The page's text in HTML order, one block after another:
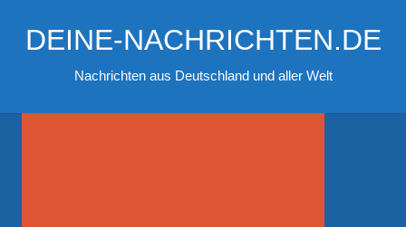
InhaltDEINE-NACHRICHTEN.DE
Nachrichten aus Deutschland und aller Welt